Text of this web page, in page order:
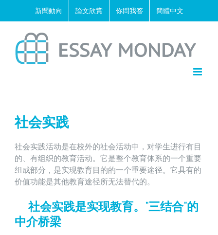
新聞動向 論文欣賞 你問我答 簡體中文
社会实践
社会实践活动是在校外的社会活动中，对学生进行有目
的、有组织的教育活动。它是整个教育体系的一个重要
组成部分，是实现教育目的的一个重要途径。它具有的
价值功能是其他教育途径所无法替代的。
社会实践是实现教育。“三结合”的
中介桥梁